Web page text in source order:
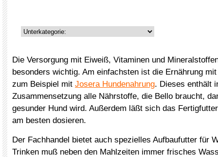
Die Versorgung mit Eiweiß, Vitaminen und
besonders wichtig. Am einfachsten ist die Ernährung
zum Beispiel mit Josera Hundenahrung. Dieses enthält
Zusammensetzung alle Nährstoffe, die Bello braucht,
gesunder Hund wird. Außerdem läßt sich das
am besten dosieren.
Der Fachhandel bietet auch spezielles Aufbaufutter für
Trinken muß neben den Mahlzeiten immer frisches